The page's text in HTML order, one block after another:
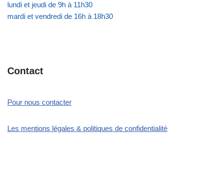
lundi et jeudi de 9h à 11h30
mardi et vendredi de 16h à 18h30
Contact
Pour nous contacter
Les mentions légales & politiques de confidentialité